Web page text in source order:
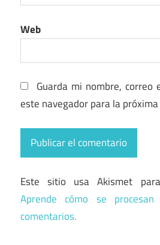
Web
Guarda mi nombre, correo
este navegador para la
Este sitio usa Akismet
Aprende cómo se
comentarios.